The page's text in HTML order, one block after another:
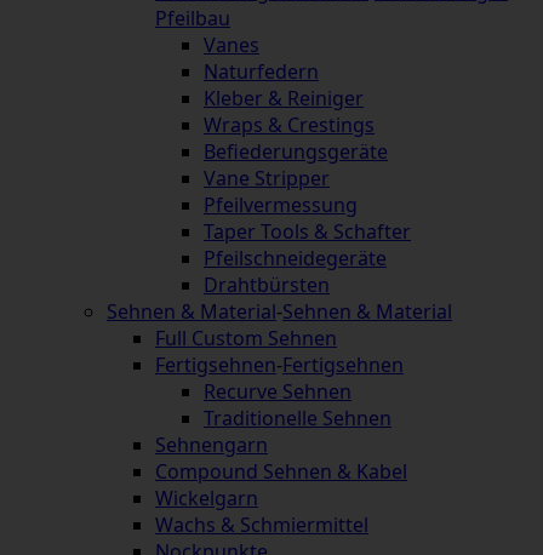
Pfeilbau
Vanes
Naturfedern
Kleber & Reiniger
Wraps & Crestings
Befiederungsgeräte
Vane Stripper
Pfeilvermessung
Taper Tools & Schafter
Pfeilschneidegeräte
Drahtbürsten
Sehnen & Material-Sehnen & Material
Full Custom Sehnen
Fertigsehnen-Fertigsehnen
Recurve Sehnen
Traditionelle Sehnen
Sehnengarn
Compound Sehnen & Kabel
Wickelgarn
Wachs & Schmiermittel